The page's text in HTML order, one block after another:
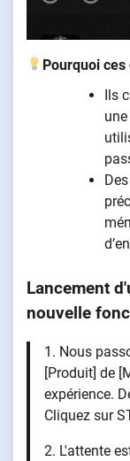
Pourquoi
Ils
Lancement
nouvelle
1. Nous
[Produit] de
expérience.
Cliquez sur
2. L'attente